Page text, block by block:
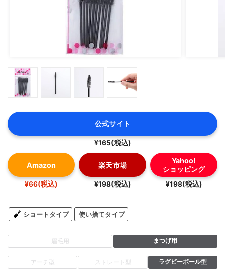
公式サイト
¥165(税込)
Amazon
¥66(税込)
楽天市場
¥198(税込)
Yahoo!
ショッピング
¥198(税込)
ショートタイプ 使い捨てタイプ
眉毛用 まつげ用
アーチ型 ストレート型 ラグビーボール型